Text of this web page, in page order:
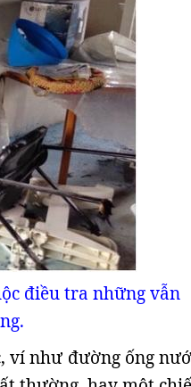
điều tra những vẫn
ví như đường ống